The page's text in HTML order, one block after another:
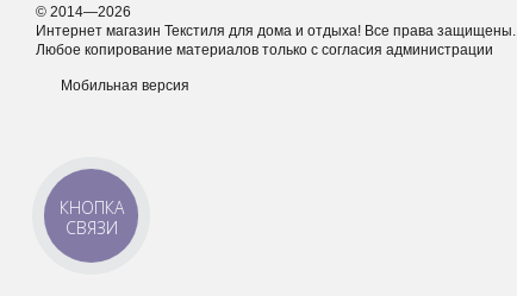
© 2014—2026
Интернет магазин Текстиля для дома и отдыха! Все права защищены.
Любое копирование материалов только с согласия администрации
Мобильная версия
КНОПКА
СВЯЗИ